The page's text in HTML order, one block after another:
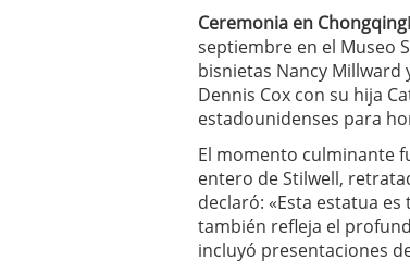
Ceremonia en Chongqing
septiembre en el Museo
bisnietas Nancy Millward
Dennis Cox con su hija
estadounidenses para
El momento culminante
entero de Stilwell,
declaró: «Esta estatua
también refleja el
incluyó presentaciones